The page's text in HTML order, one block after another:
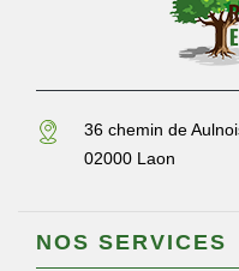
36 chemin de
02000 Laon
NOS SERVICES